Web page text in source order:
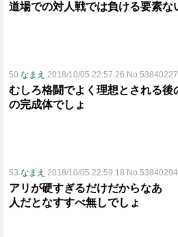
道場での対人戦では負ける要素な
50 なまえ 2018/10/05 22:57:26
むしろ格闘でよく理想とされる後
の完成体でしょ
53 なまえ 2018/10/05 22:59:18
アリが硬すぎるだけだからなあ
人だとなすすべ無しでしょ